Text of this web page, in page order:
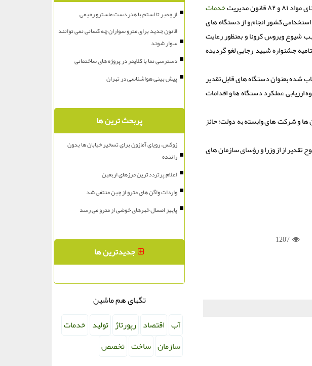
مدیریت
خدمات
کشور انجام و از دستگاه های
شیوع ویروس کرونا و بمنظور رعایت
جشنواره شهید رجایی لغو گردیده
شده بعنوان دستگاه های قابل تقدیر
شده اند و بخش دوم نیز به نحوه ارزیابی عملکرد دستگاه ها و اقدامات
و شرکت های وابسته به دولت؛ حائز
تقدیر از از وزرا و رؤسای سازمان های
1207
از چمبر تا استم با هنر دست ماسترو رحیمی
قانون جدید برای مترو سواران چه کسانی نمی توانند
سوار شوند
دسترسی نما با کلایمر در پروژه های ساختمانی
پیش بینی هواشناسی در تهران
پربحث ترین ها
زوکس، رویای آمازون برای تسخیر خیابان ها بدون
راننده
اعلام پرترددترین مرزهای اربعین
واردات واگن های مترو از چین منتفی شد
پاییز امسال خبرهای خوشی از مترو می رسد
جدیدترین ها
تگهای هم ماشین
آب اقتصاد رپورتاژ تولید خدمات
سازمان ساخت تخصص